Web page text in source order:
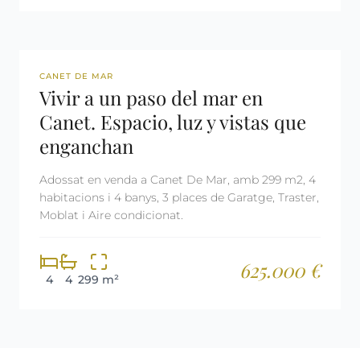
REF: 2604
CANET DE MAR
Vivir a un paso del mar en
Canet. Espacio, luz y vistas que
enganchan
Adossat en venda a Canet De Mar, amb 299 m2, 4
habitacions i 4 banys, 3 places de Garatge, Traster,
Moblat i Aire condicionat.
4 4 299 m² 625.000 €